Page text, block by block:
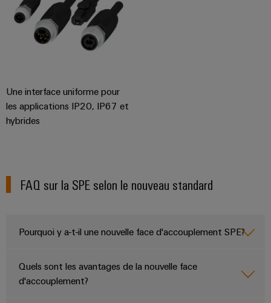
Une interface uniforme pour
les applications IP20, IP67 et
hybrides
FAQ sur la SPE selon le nouveau standard
Pourquoi y a-t-il une nouvelle face d'accouplement SPE?
Quels sont les avantages de la nouvelle face
d'accouplement?